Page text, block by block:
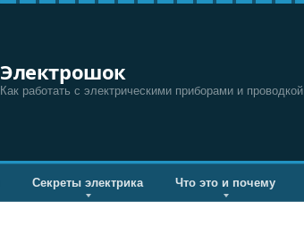
Электрошок
Как работать с электрическими приборами и проводкой
Секреты электрика Что это и почему